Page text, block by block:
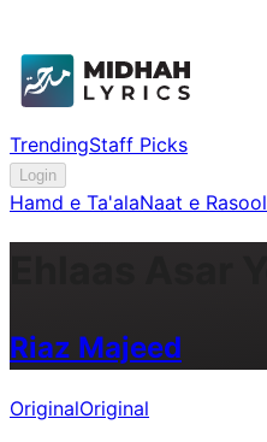
TrendingStaff Picks
Login
Hamd e Ta'alaNaat e Rasool
Riaz Majeed
OriginalOriginal